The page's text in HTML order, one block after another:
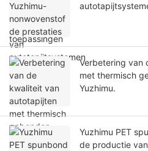
Verbetering van
met thermisch
Yuzhimu.
Yuzhimu PET
de productie